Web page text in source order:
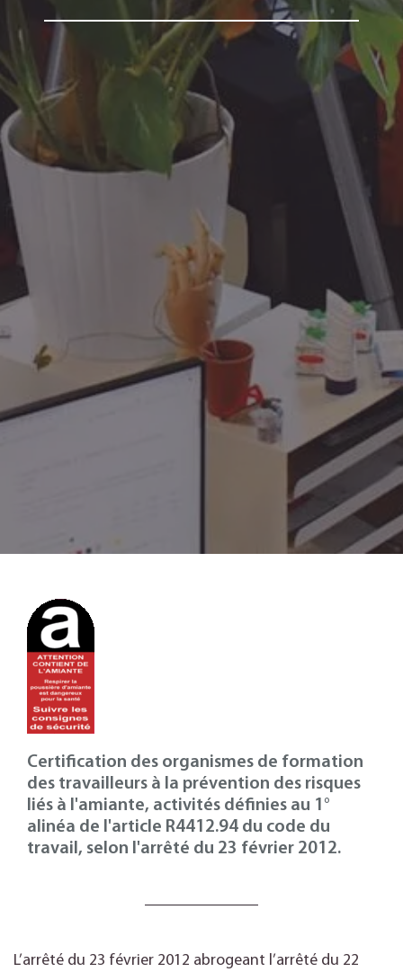
Certification des organismes de formation
des travailleurs à la prévention des risques
liés à l'amiante, activités définies au 1°
alinéa de l'article R4412.94 du code du
travail, selon l'arrêté du 23 février 2012.
L’arrêté du 23 février 2012 abrogeant l’arrêté du 22